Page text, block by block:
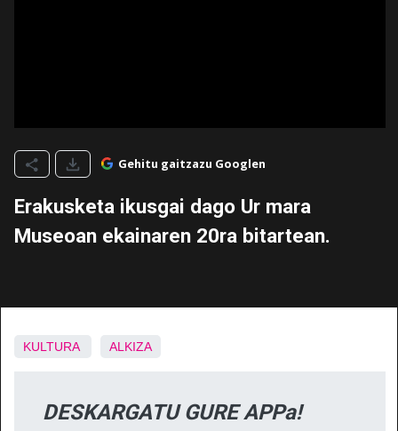
Gehitu gaitzazu Googlen
Erakusketa ikusgai dago Ur mara
Museoan ekainaren 20ra bitartean.
KULTURA ALKIZA
DESKARGATU GURE APPa!